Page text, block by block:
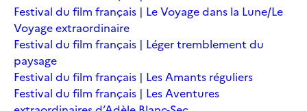
Festival du film français | Le Voyage dans la Lune/Le
Voyage extraordinaire
Festival du film français | Léger tremblement du
paysage
Festival du film français | Les Amants réguliers
Festival du film français | Les Aventures